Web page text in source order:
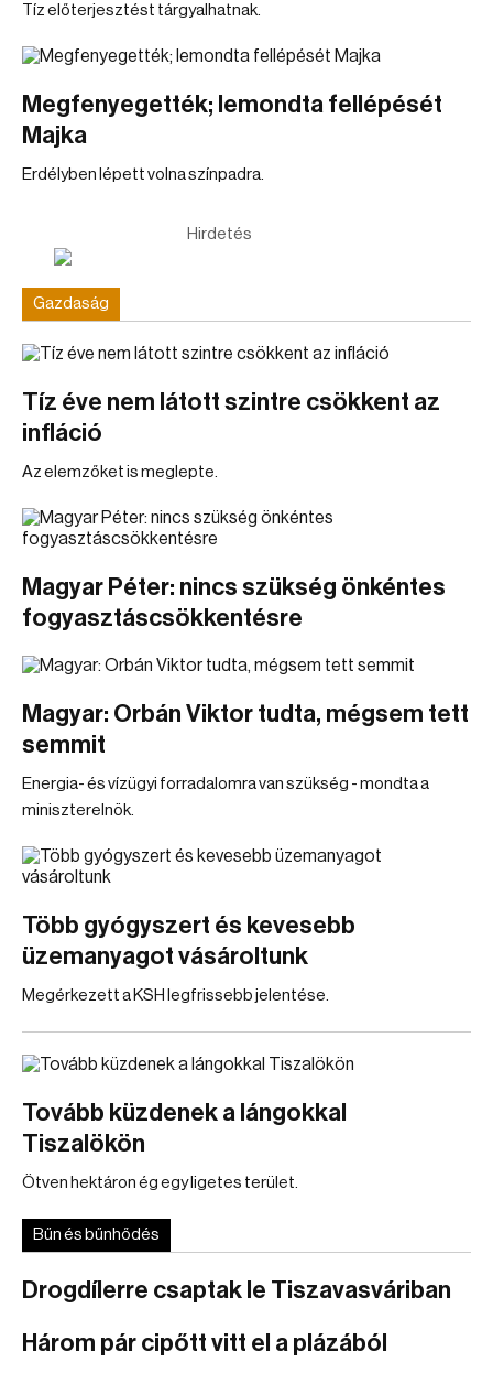
Tíz előterjesztést tárgyalhatnak.
Megfenyegették; lemondta fellépését
Majka
Erdélyben lépett volna színpadra.
Hirdetés
Gazdaság
Tíz éve nem látott szintre csökkent az
infláció
Az elemzőket is meglepte.
Magyar Péter: nincs szükség önkéntes
fogyasztáscsökkentésre
Magyar: Orbán Viktor tudta, mégsem tett
semmit
Energia- és vízügyi forradalomra van szükség - mondta a
miniszterelnök.
Több gyógyszert és kevesebb
üzemanyagot vásároltunk
Megérkezett a KSH legfrissebb jelentése.
Tovább küzdenek a lángokkal
Tiszalökön
Ötven hektáron ég egy ligetes terület.
Bűn és bűnhődés
Drogdílerre csaptak le Tiszavasváriban
Három pár cipőtt vitt el a plázából